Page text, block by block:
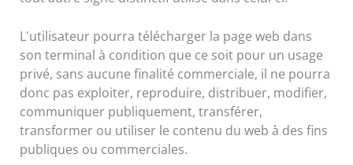
L'utilisateur pourra télécharger la page web dans
son terminal à condition que ce soit pour un usage
privé, sans aucune finalité commerciale, il ne pourra
donc pas exploiter, reproduire, distribuer, modifier,
communiquer publiquement, transférer,
transformer ou utiliser le contenu du web à des fins
publiques ou commerciales.